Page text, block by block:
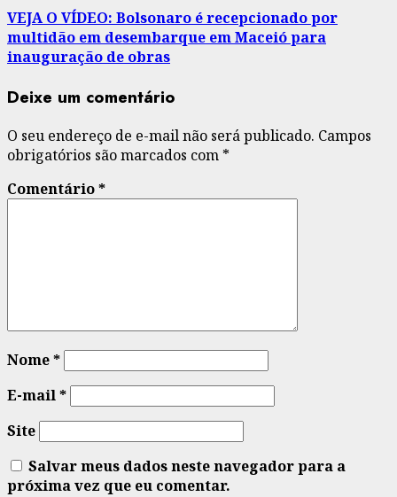
VEJA O VÍDEO: Bolsonaro é recepcionado por
multidão em desembarque em Maceió para
inauguração de obras
Deixe um comentário
O seu endereço de e-mail não será publicado. Campos
obrigatórios são marcados com *
Comentário*
Nome*
E-mail*
Site
Salvar meus dados neste navegador para a
próxima vez que eu comentar.